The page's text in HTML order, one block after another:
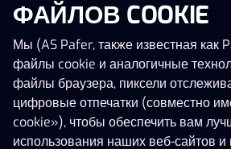
Нажми в любое
ФАЙЛОВ COOKIE
Мы (AS Pafer, также известная как
файлы cookie и аналогичные
файлы браузера, пиксели
цифровые отпечатки (совместно
cookie»), чтобы обеспечить вам
использования наших веб-сайтов